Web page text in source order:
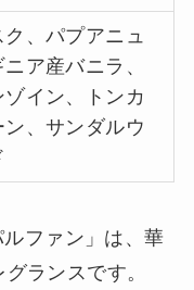
ク、パプアニュ
ア産バニラ、
ゾイン、トンカ
ン、サンダルウ
ルファン」は、華
ランスです。